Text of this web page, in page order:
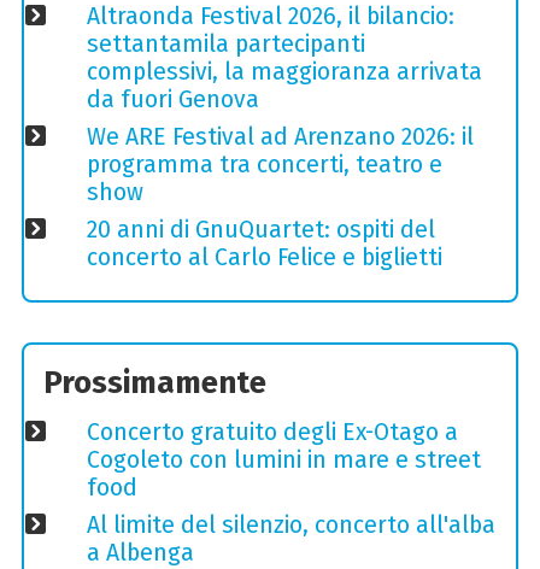
Altraonda Festival 2026, il bilancio:
settantamila partecipanti
complessivi, la maggioranza arrivata
da fuori Genova
We ARE Festival ad Arenzano 2026: il
programma tra concerti, teatro e
show
20 anni di GnuQuartet: ospiti del
concerto al Carlo Felice e biglietti
Prossimamente
Concerto gratuito degli Ex-Otago a
Cogoleto con lumini in mare e street
food
Al limite del silenzio, concerto all'alba
a Albenga